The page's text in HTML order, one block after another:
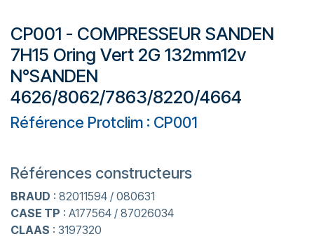
CP001 - COMPRESSEUR SANDEN
7H15 Oring Vert 2G 132mm12v
N°SANDEN
4626/8062/7863/8220/4664
Référence Protclim : CP001
Références constructeurs
BRAUD : 82011594 / 080631
CASE TP : A177564 / 87026034
CLAAS : 3197320